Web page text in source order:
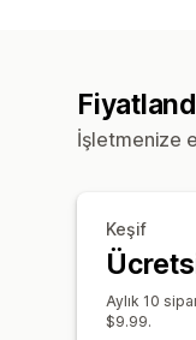
İşletmenize
Keşif
Aylık 10
$9.99.